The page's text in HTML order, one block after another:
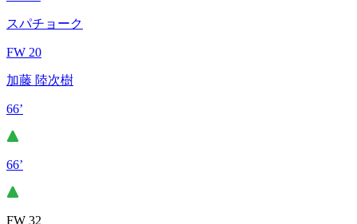
スパチョーク
FW 20
加藤 陸次樹
66’
66’
FW 32